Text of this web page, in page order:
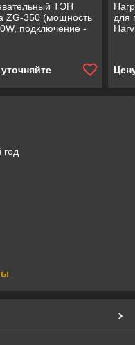
ТЭН
ZG-350 (мощность
подключение -
для
год